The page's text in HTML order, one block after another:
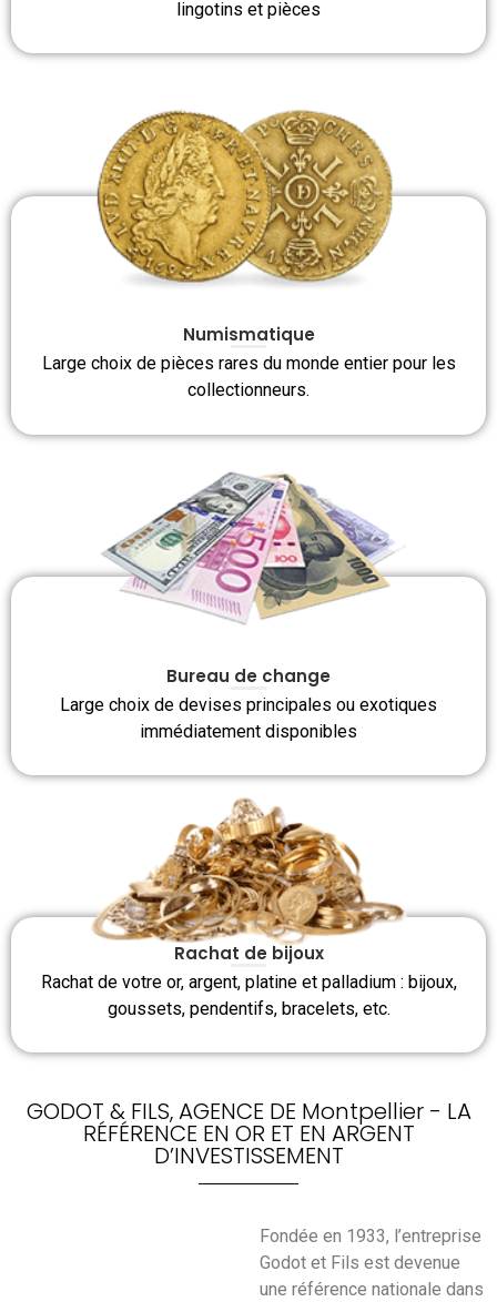
lingotins et pièces
Numismatique
Large choix de pièces rares du monde entier pour les
collectionneurs.
Bureau de change
Large choix de devises principales ou exotiques
immédiatement disponibles
Rachat de bijoux
Rachat de votre or, argent, platine et palladium : bijoux,
goussets, pendentifs, bracelets, etc.
GODOT & FILS, AGENCE DE Montpellier - LA
RÉFÉRENCE EN OR ET EN ARGENT
D’INVESTISSEMENT
Fondée en 1933, l’entreprise
Godot et Fils est devenue
une référence nationale dans